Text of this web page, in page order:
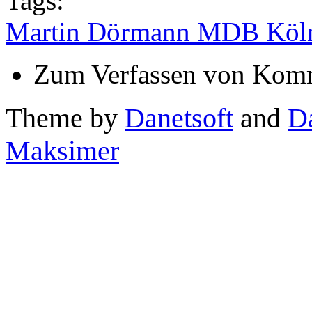
Martin Dörmann MDB
Zum Verfassen von
Theme by Danetsoft and
Maksimer